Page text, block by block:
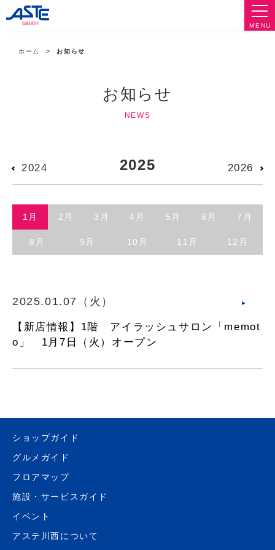
MENU
ホーム お知らせ
お知らせ
NEWS
2024 2025 2026
1月 2月 3月 4月 5月 6月 7月
8月 9月 10月 11月 12月
2025.01.07（火）
【新店情報】1階 アイラッシュサロン「memot
o」 1月7日（火）オープン
ショップガイド
グルメガイド
フロアマップ
施設・サービスガイド
イベント
アステ川西について